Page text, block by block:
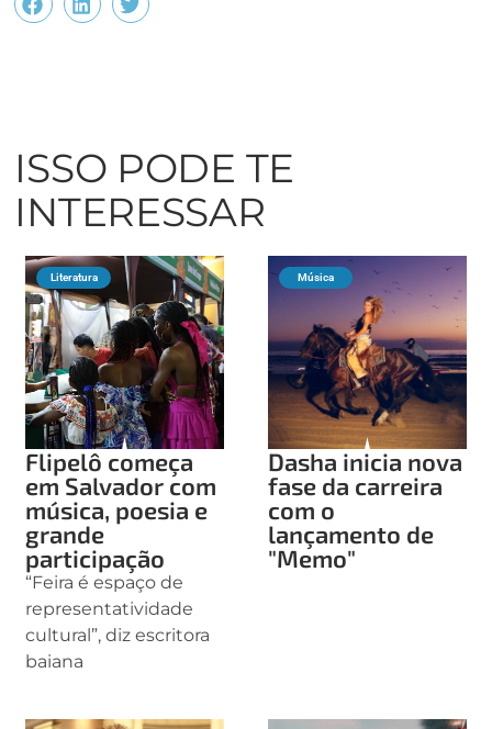
ISSO PODE TE
INTERESSAR
Literatura
Flipelô começa
em Salvador com
música, poesia e
grande
participação
“Feira é espaço de
representatividade
cultural”, diz escritora
baiana
Música
Dasha inicia nova
fase da carreira
com o
lançamento de
"Memo"